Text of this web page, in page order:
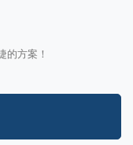
方案！